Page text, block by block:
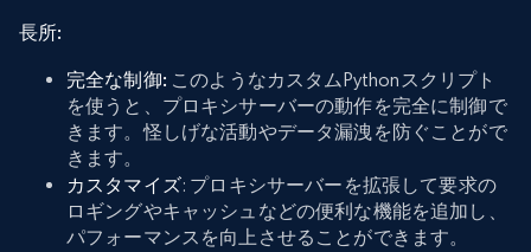
長所:
完全な制御: このようなカスタムPythonスクリプト
を使うと、プロキシサーバーの動作を完全に制御で
きます。怪しげな活動やデータ漏洩を防ぐことがで
きます。
カスタマイズ: プロキシサーバーを拡張して要求の
ロギングやキャッシュなどの便利な機能を追加し、
パフォーマンスを向上させることができます。